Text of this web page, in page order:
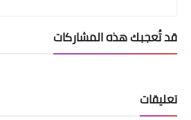
قد تُعجبك هذه المشاركات
تعليقات